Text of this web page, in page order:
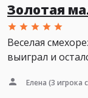
Золотая
Веселая
выиграл и
Елена (3 игрока